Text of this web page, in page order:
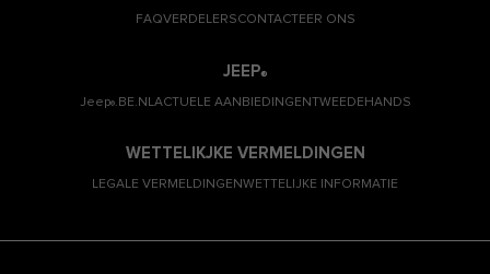
FAQVERDELERSCONTACTEER ONS
JEEP®
Jeep®.BE.NLACTUELE AANBIEDINGENTWEEDEHANDS
WETTELIKJKE VERMELDINGEN
LEGALE VERMELDINGENWETTELIJKE INFORMATIE